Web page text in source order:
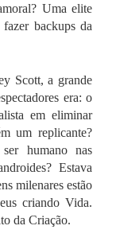
Uma elite
backups da
Scott, a grande
era: o
em eliminar
um replicante?
humano nas
Estava
milenares estão
criando Vida.
da Criação.